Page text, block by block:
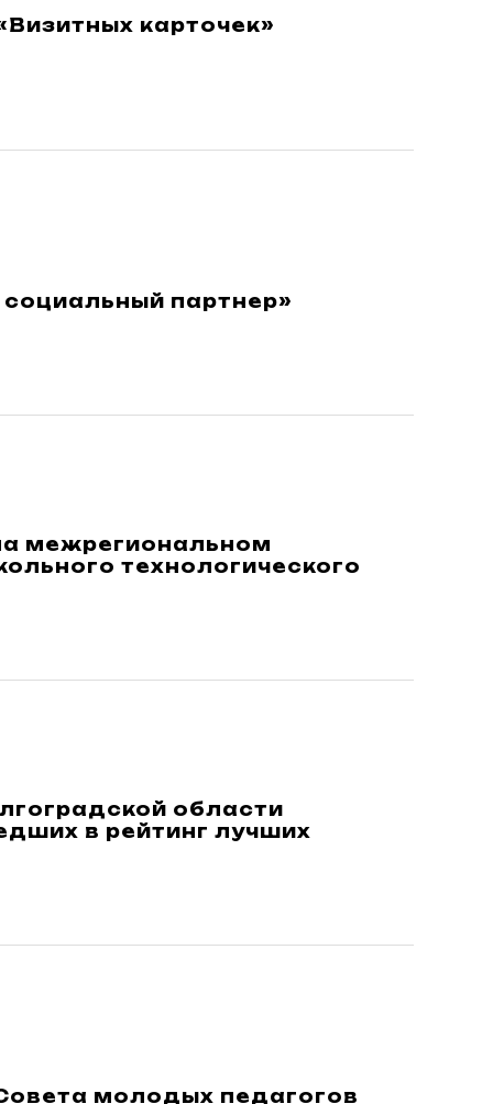
карточек»
партнер»
межрегиональном
технологического
области
в рейтинг лучших
молодых педагогов